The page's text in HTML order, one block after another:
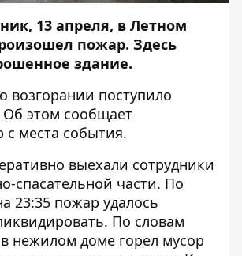
13 апреля, в Летном
пожар. Здесь
здание.
возгорании поступило
Об этом сообщает
с места события.
выехали сотрудники
спасательной части. По
23:35 пожар удалось
По словам
в нежилом доме горел мусор